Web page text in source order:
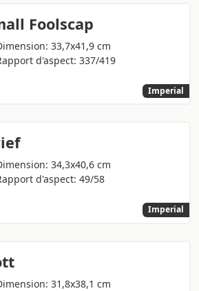
Foolscap
33,7x41,9 cm
d'aspect: 337/419
Imperial
34,3x40,6 cm
d'aspect: 49/58
Imperial
31,8x38,1 cm